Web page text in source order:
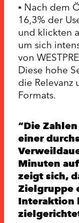
▪ Nach dem
16,3% der
und klickten
um sich
von
Diese hohe
die Relevanz
Formats.
Die
einer
Minuten
zeigt sich,
Zielgruppe
Interaktion